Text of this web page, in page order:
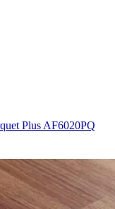
Plus AF6020PQ